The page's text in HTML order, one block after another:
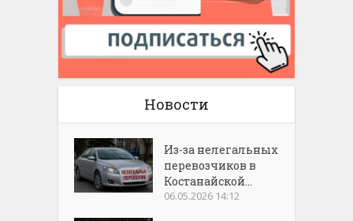
Новости
Из-за нелегальных
перевозчиков в
Костанайской...
06.05.2026 14:12